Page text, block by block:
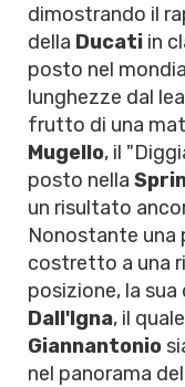
dimostrando il
della Ducati in
posto nel
lunghezze dal
frutto di una
Mugello, il
posto nella
un risultato
Nonostante una
costretto a una
posizione, la
Dall'Igna, il
Giannantonio
nel panorama